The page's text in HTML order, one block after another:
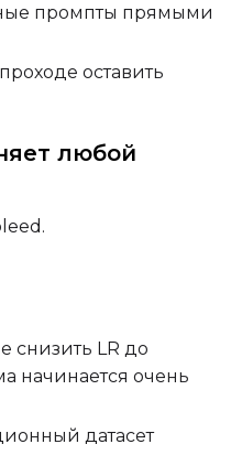
промпты прямыми
оставить
любой
снизить LR до
начинается очень
датасет